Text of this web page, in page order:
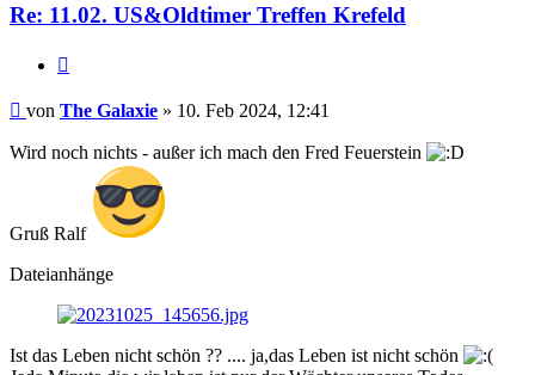
Re: 11.02. US&Oldtimer Treffen Krefeld
Beitrag
von The Galaxie » 10. Feb 2024, 12:41
Wird noch nichts - außer ich mach den Fred Feuerstein
Gruß Ralf
Dateianhänge
Ist das Leben nicht schön ?? .... ja,das Leben ist nicht schön